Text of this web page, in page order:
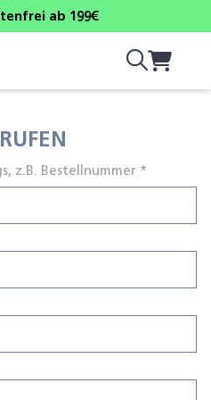
ab 199€
z.B. Bestellnummer *